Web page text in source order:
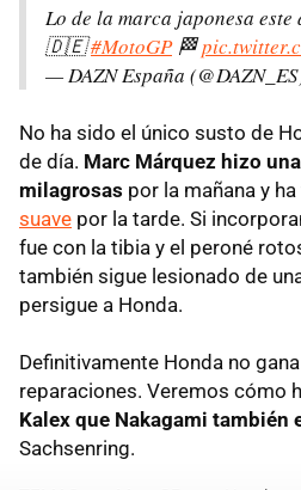
Lo de la marca japonesa este
🇩🇪#MotoGP🏁
— DAZN España
No ha sido el único susto de
de día. Marc Márquez hizo
milagrosas por la mañana y
suave por la tarde. Si
fue con la tibia y el peroné
también sigue lesionado de
persigue a Honda.
Definitivamente Honda no
reparaciones. Veremos cómo
Kalex que Nakagami también
Sachsenring.